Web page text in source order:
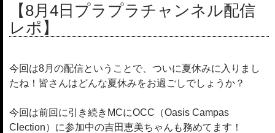
【8月4日プラプラチャンネル配信
レポ】
今回は8月の配信ということで、ついに夏休みに入りまし
たね！皆さんはどんな夏休みをお過ごしでしょうか？
今回は前回に引き続きMCにOCC（Oasis Campas
Clection）に参加中の吉田恵美ちゃんも務めてます！